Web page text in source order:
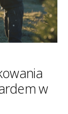
w